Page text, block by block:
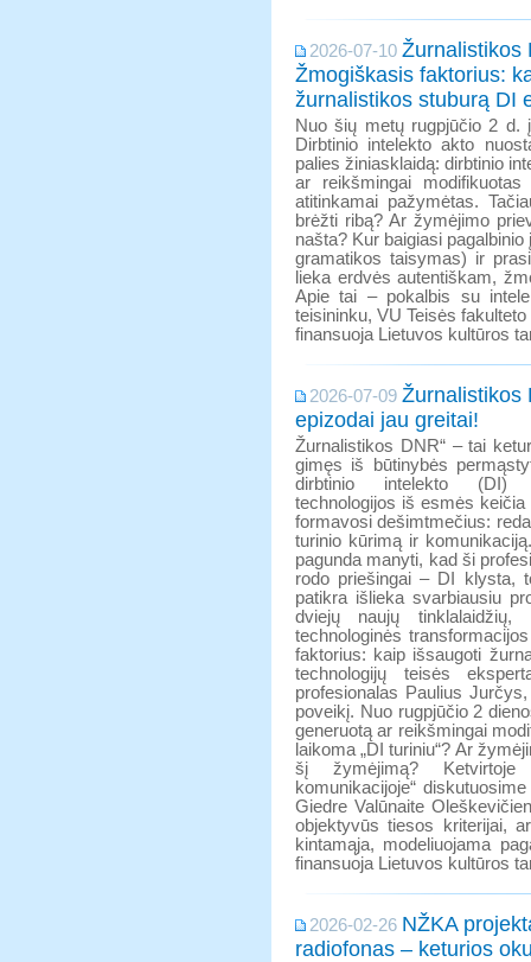
2026-07-10 Žurnalistikos
Žmogiškasis faktorius:
žurnalistikos stuburą DI
Nuo šių metų rugpjūčio 2 d.
Dirbtinio intelekto akto
palies žiniasklaidą: dirbtinio
ar reikšmingai
atitinkamai pažymėtas.
brėžti ribą? Ar žymėjimo
našta? Kur baigiasi
gramatikos taisymas) ir
lieka erdvės autentiškam,
Apie tai – pokalbis su
teisininku, VU Teisės
finansuoja Lietuvos kultūros
2026-07-09 Žurnalistikos
epizodai jau greitai!
Žurnalistikos DNR“ – tai
gimęs iš būtinybės
dirbtinio intelekto (DI)
technologijos iš esmės
formavosi dešimtmečius:
turinio kūrimą ir
pagunda manyti, kad ši
rodo priešingai – DI klysta,
patikra išlieka svarbiausiu
dviejų naujų
technologinės
faktorius: kaip išsaugoti
technologijų teisės
profesionalas Paulius
poveikį. Nuo rugpjūčio 2
generuotą ar reikšmingai
laikoma „DI turiniu“? Ar
šį žymėjimą? Ketvirtoje
komunikacijoje“
Giedre Valūnaite
objektyvūs tiesos kriterijai,
kintamąja, modeliuojama
finansuoja Lietuvos kultūros
2026-02-26 NŽKA
radiofonas – keturios